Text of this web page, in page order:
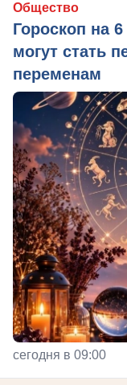
Общество
Гороскоп на
могут стать
переменам
сегодня в 09:00